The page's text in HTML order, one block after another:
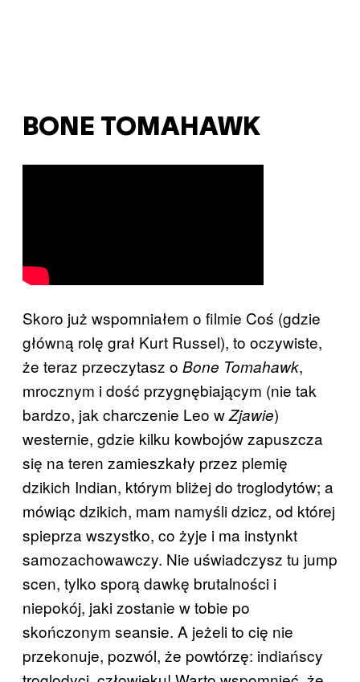
BONE TOMAHAWK
Skoro już wspomniałem o filmie Coś (gdzie
główną rolę grał Kurt Russel), to oczywiste,
że teraz przeczytasz o Bone Tomahawk,
mrocznym i dość przygnębiającym (nie tak
bardzo, jak charczenie Leo wZjawie)
westernie, gdzie kilku kowbojów zapuszcza
się na teren zamieszkały przez plemię
dzikich Indian, którym bliżej do troglodytów; a
mówiąc dzikich, mam namyśli dzicz, od której
spieprza wszystko, co żyje i ma instynkt
samozachowawczy. Nie uświadczysz tu jump
scen, tylko sporą dawkę brutalności i
niepokój, jaki zostanie w tobie po
skończonym seansie. A jeżeli to cię nie
przekonuje, pozwól, że powtórzę: indiańscy